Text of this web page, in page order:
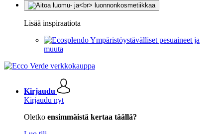
Lisää inspiraatiota
Ympäristöystävälliset pesuaineet ja
muuta
Kirjaudu
Kirjaudu nyt
Oletko ensimmäistä kertaa täällä?